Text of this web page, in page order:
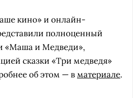
кино» и онлайн-
полноценный
«Маша и Медведи»,
сказки «Три медведя»
об этом — вматериале.